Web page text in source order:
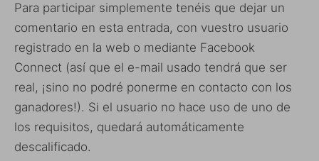
Para participar simplemente tenéis que dejar un
comentario en esta entrada, con vuestro usuario
registrado en la web o mediante Facebook
Connect (así que el e-mail usado tendrá que ser
real, ¡sino no podré ponerme en contacto con los
ganadores!). Si el usuario no hace uso de uno de
los requisitos, quedará automáticamente
descalificado.